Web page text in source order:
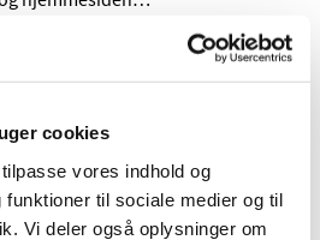
cookies
vores indhold og
til sociale medier og til
Vi deler også oplysninger om
Apotek
Apotek er ledig pr. 1. marts
Apotek